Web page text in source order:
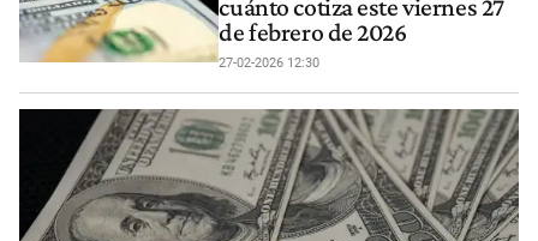
cuánto cotiza este viernes 27
de febrero de 2026
27-02-2026 12:30